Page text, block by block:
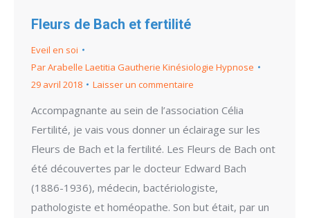
Fleurs de Bach et fertilité
Eveil en soi
ParArabelle Laetitia Gautherie Kinésiologie Hypnose
29 avril 2018
Laisser un commentaire
Accompagnante au sein de l’association Célia
Fertilité, je vais vous donner un éclairage sur les
Fleurs de Bach et la fertilité. Les Fleurs de Bach ont
été découvertes par le docteur Edward Bach
(1886-1936), médecin, bactériologiste,
pathologiste et homéopathe. Son but était, par un